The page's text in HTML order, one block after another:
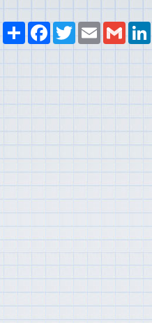
Paylaş FacebookTwitter Email Gmail